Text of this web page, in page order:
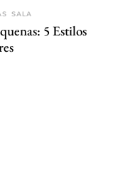
SALA
5 Estilos